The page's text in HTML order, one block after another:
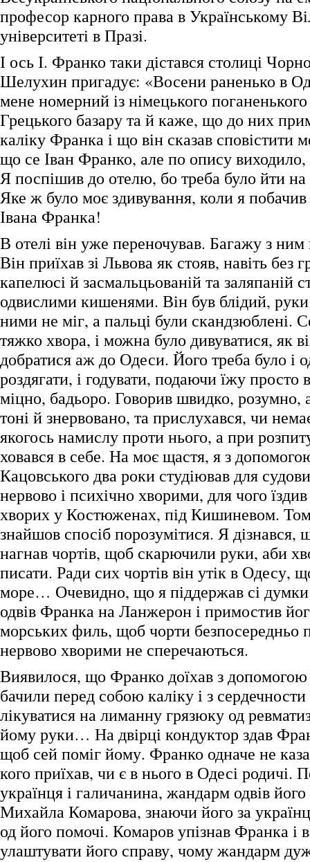
професор карного права в Українському
університеті в Празі.
І ось І. Франко таки дістався столиці
Шелухин пригадує: «Восени раненько в
мене номерний із німецького
Грецького базару та й каже, що до них
каліку Франка і що він сказав сповістити
що се Іван Франко, але по опису
Я поспішив до отелю, бо треба було йти
Яке ж було моє здивування, коли я
Івана Франка!
В отелі він уже переночував. Багажу з ним
Він приїхав зі Львова як стояв, навіть без
капелюсі й засмальцьованій та заляпаній
одвислими кишенями. Він був блідий,
ними не міг, а пальці були скандзюблені.
тяжко хвора, і можна було дивуватися, як
добратися аж до Одеси. Його треба було і
роздягати, і годувати, подаючи їжу просто
міцно, бадьоро. Говорив швидко, розумно,
тоні й знервовано, та прислухався, чи
якогось намислу проти нього, а при
ховався в себе. На моє щастя, я з
Кацовського два роки студіював для
нервово і психічно хворими, для чого
хворих у Костюженах, під Кишиневом.
знайшов спосіб порозумітися. Я дізнався,
нагнав чортів, щоб скарючили руки, аби
писати. Ради сих чортів він утік в Одесу,
море… Очевидно, що я піддержав сі думки
одвів Франка на Ланжерон і примостив
морських филь, щоб чорти
нервово хворими не сперечаються.
Виявилося, що Франко доїхав з допомогою
бачили перед собою каліку і з
лікуватися на лиманну грязюку од
йому руки… На двірці кондуктор здав
щоб сей поміг йому. Франко одначе не
кого приїхав, чи є в нього в Одесі родичі.
українця і галичанина, жандарм одвів
Михайла Комарова, знаючи його за
од його помочі. Комаров упізнав Франка і
улаштувати його справу, чому жандарм